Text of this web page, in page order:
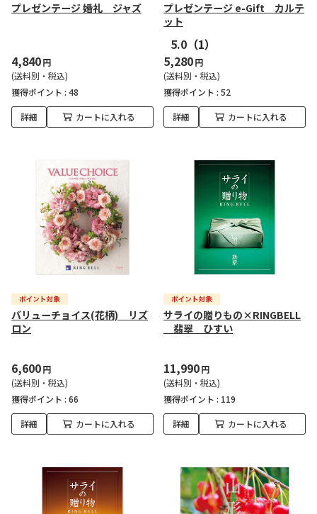
プレゼンテージ 婚礼 ジャズ
4,840円
(送料別・税込)
獲得ポイント : 48
詳細 カートに入れる
プレゼンテージ e-Gift カルテ
ット
5.0 （1）
5,280円
(送料別・税込)
獲得ポイント : 52
詳細 カートに入れる
バリューチョイス(花柄) リズ
ロン
6,600円
(送料別・税込)
獲得ポイント : 66
詳細 カートに入れる
サライの贈りもの×RINGBELL
翡翠 ひすい
11,990円
(送料別・税込)
獲得ポイント : 119
詳細 カートに入れる